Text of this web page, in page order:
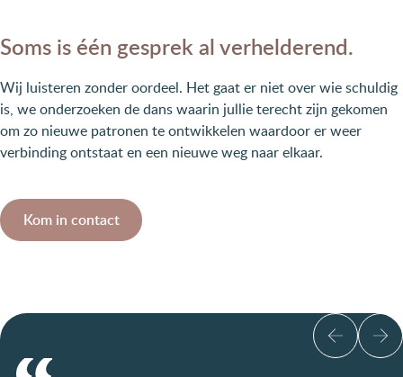
Soms is één gesprek al verhelderend.
Wij luisteren zonder oordeel. Het gaat er niet over wie schuldig
is, we onderzoeken de dans waarin jullie terecht zijn gekomen
om zo nieuwe patronen te ontwikkelen waardoor er weer
verbinding ontstaat en een nieuwe weg naar elkaar.
Kom in contact